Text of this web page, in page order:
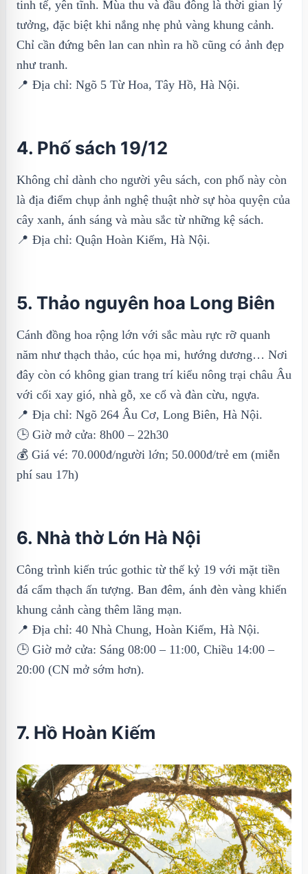
tinh tế, yên tĩnh. Mùa thu và đầu đông là thời gian lý
tưởng, đặc biệt khi nắng nhẹ phủ vàng khung cảnh.
Chỉ cần đứng bên lan can nhìn ra hồ cũng có ảnh đẹp
như tranh.
📍 Địa chỉ: Ngõ 5 Từ Hoa, Tây Hồ, Hà Nội.
4. Phố sách 19/12
Không chỉ dành cho người yêu sách, con phố này còn
là địa điểm chụp ảnh nghệ thuật nhờ sự hòa quyện của
cây xanh, ánh sáng và màu sắc từ những kệ sách.
📍 Địa chỉ: Quận Hoàn Kiếm, Hà Nội.
5. Thảo nguyên hoa Long Biên
Cánh đồng hoa rộng lớn với sắc màu rực rỡ quanh
năm như thạch thảo, cúc họa mi, hướng dương… Nơi
đây còn có không gian trang trí kiểu nông trại châu Âu
với cối xay gió, nhà gỗ, xe cổ và đàn cừu, ngựa.
📍 Địa chỉ: Ngõ 264 Âu Cơ, Long Biên, Hà Nội.
🕒 Giờ mở cửa: 8h00 – 22h30
💰 Giá vé: 70.000đ/người lớn; 50.000đ/trẻ em (miễn
phí sau 17h)
6. Nhà thờ Lớn Hà Nội
Công trình kiến trúc gothic từ thế kỷ 19 với mặt tiền
đá cẩm thạch ấn tượng. Ban đêm, ánh đèn vàng khiến
khung cảnh càng thêm lãng mạn.
📍 Địa chỉ: 40 Nhà Chung, Hoàn Kiếm, Hà Nội.
🕒 Giờ mở cửa: Sáng 08:00 – 11:00, Chiều 14:00 –
20:00 (CN mở sớm hơn).
7. Hồ Hoàn Kiếm